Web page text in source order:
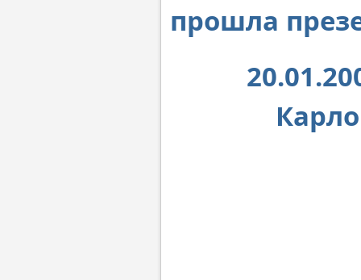
прошла